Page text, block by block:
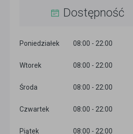
Dostępność
Poniedziałek 08:00 - 22:00
Wtorek 08:00 - 22:00
Środa 08:00 - 22:00
Czwartek 08:00 - 22:00
Piątek 08:00 - 22:00